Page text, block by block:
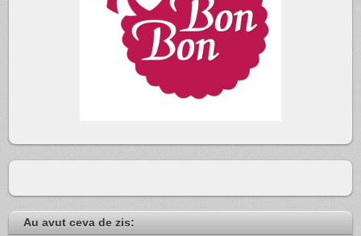
Au avut ceva de zis: